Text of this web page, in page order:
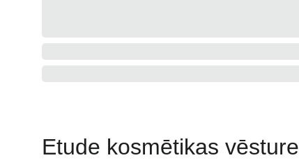
Etude kosmētikas vēsture